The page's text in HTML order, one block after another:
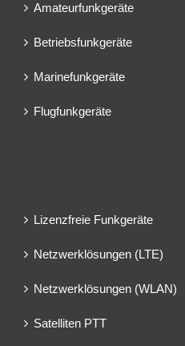
Amateurfunkgeräte
Betriebsfunkgeräte
Marinefunkgeräte
Flugfunkgeräte
Lizenzfreie Funkgeräte
Netzwerklösungen (LTE)
Netzwerklösungen (WLAN)
Satelliten PTT